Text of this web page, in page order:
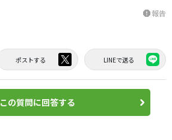
report報告
ポストする LINEで送る
この質問に回答する